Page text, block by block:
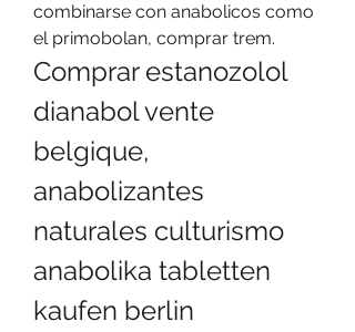
combinarse con anabolicos como
el primobolan, comprar trem.
Comprar estanozolol
dianabol vente
belgique,
anabolizantes
naturales culturismo
anabolika tabletten
kaufen berlin